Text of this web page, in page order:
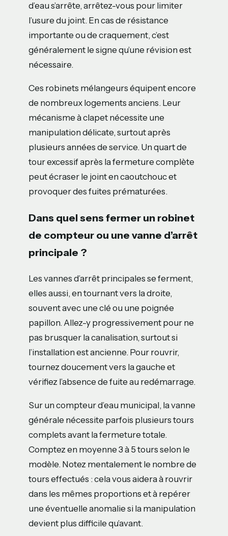
d’eau s’arrête, arrêtez-vous pour limiter
l’usure du joint. En cas de résistance
importante ou de craquement, c’est
généralement le signe qu’une révision est
nécessaire.
Ces robinets mélangeurs équipent encore
de nombreux logements anciens. Leur
mécanisme à clapet nécessite une
manipulation délicate, surtout après
plusieurs années de service. Un quart de
tour excessif après la fermeture complète
peut écraser le joint en caoutchouc et
provoquer des fuites prématurées.
Dans quel sens fermer un robinet
de compteur ou une vanne d’arrêt
principale ?
Les vannes d’arrêt principales se ferment,
elles aussi, en tournant vers la droite,
souvent avec une clé ou une poignée
papillon. Allez-y progressivement pour ne
pas brusquer la canalisation, surtout si
l’installation est ancienne. Pour rouvrir,
tournez doucement vers la gauche et
vérifiez l’absence de fuite au redémarrage.
Sur un compteur d’eau municipal, la vanne
générale nécessite parfois plusieurs tours
complets avant la fermeture totale.
Comptez en moyenne 3 à 5 tours selon le
modèle. Notez mentalement le nombre de
tours effectués : cela vous aidera à rouvrir
dans les mêmes proportions et à repérer
une éventuelle anomalie si la manipulation
devient plus difficile qu’avant.